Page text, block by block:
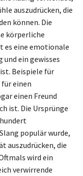
auszudrücken, die
können. Die
körperliche
es eine emotionale
und ein gewisses
Beispiele für
für einen
einen Freund
ist. Die Ursprünge
populär wurde,
auszudrücken, die
wird ein
verwirrende